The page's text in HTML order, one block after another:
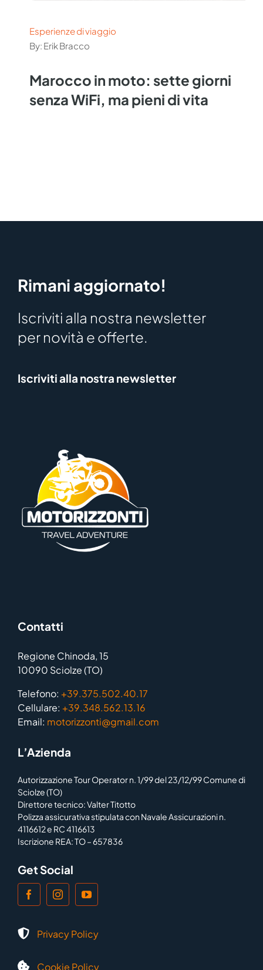
Esperienze di viaggio
By: Erik Bracco
Marocco in moto: sette giorni
senza WiFi, ma pieni di vita
Rimani aggiornato!
Iscriviti alla nostra newsletter
per novità e offerte.
Iscriviti alla nostra newsletter
Contatti
Regione Chinoda, 15
10090 Sciolze (TO)
Telefono: +39.375.502.40.17
Cellulare: +39.348.562.13.16
Email: motorizzonti@gmail.com
L’Azienda
Autorizzazione Tour Operator n. 1/99 del 23/12/99 Comune di
Sciolze (TO)
Direttore tecnico: Valter Titotto
Polizza assicurativa stipulata con Navale Assicurazioni n.
4116612 e RC 4116613
Iscrizione REA: TO – 657836
Get Social
Privacy Policy
Cookie Policy